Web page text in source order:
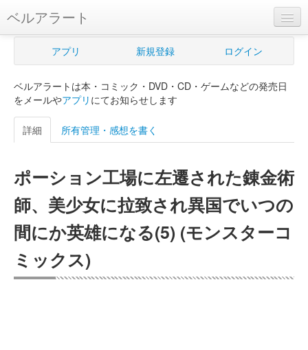
ベルアラート
ベルアラートとは
新規登録
ログイン
購入管理
Myシェルフ
プレミアム
アプリ 新規登録 ログイン
ベルアラートは本・コミック・DVD・CD・ゲームなどの発売日
をメールやアプリ にてお知らせします
詳細 所有管理・感想を書く
ポーション工場に左遷された錬金術
師、美少女に拉致され異国でいつの
間にか英雄になる(5) (モンスターコ
ミックス)